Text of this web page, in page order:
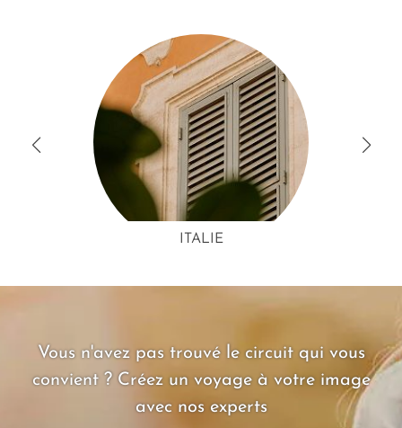
ITALIE
Vous n'avez pas trouvé le circuit qui vous
convient ? Créez un voyage à votre image
avec nos experts